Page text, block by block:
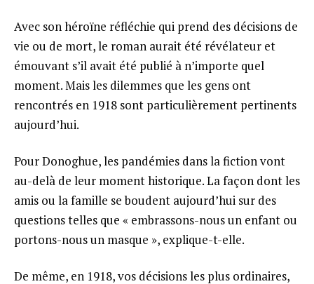
Avec son héroïne réfléchie qui prend des décisions de
vie ou de mort, le roman aurait été révélateur et
émouvant s’il avait été publié à n’importe quel
moment. Mais les dilemmes que les gens ont
rencontrés en 1918 sont particulièrement pertinents
aujourd’hui.
Pour Donoghue, les pandémies dans la fiction vont
au-delà de leur moment historique. La façon dont les
amis ou la famille se boudent aujourd’hui sur des
questions telles que « embrassons-nous un enfant ou
portons-nous un masque », explique-t-elle.
De même, en 1918, vos décisions les plus ordinaires,